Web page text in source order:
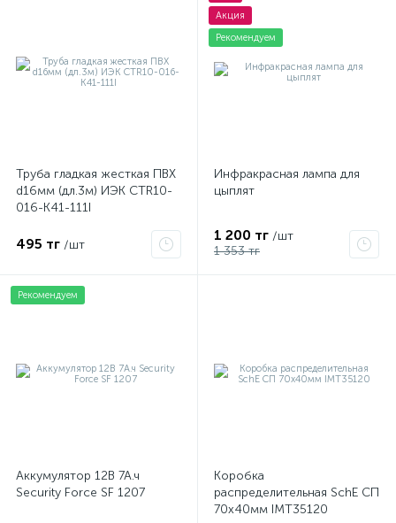
Труба гладкая жесткая ПВХ
d16мм (дл.3м) ИЭК CTR10-
016-K41-111I
495 тг /шт
Акция
Рекомендуем
Инфракрасная лампа для
цыплят
1 200 тг /шт
1 353 тг
Рекомендуем
Аккумулятор 12В 7А.ч
Security Force SF 1207
Коробка
распределительная SchE СП
70х40мм IMT35120